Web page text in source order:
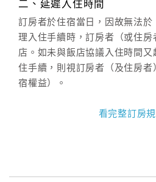
(07)9682715 。
二、延遲入住時間
訂房者於住宿當日，因故無法
理入住手續時，訂房者（或住房
店。如未與飯店協議入住時間又
住手續，則視訂房者（及住房
宿權益）。
四、訂單異動
看完整訂房規